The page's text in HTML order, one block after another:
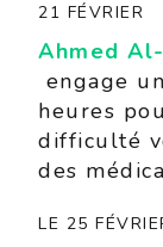
21 FÉVRIER
Ahmed
engage
heures
difficulté
des
LE 25